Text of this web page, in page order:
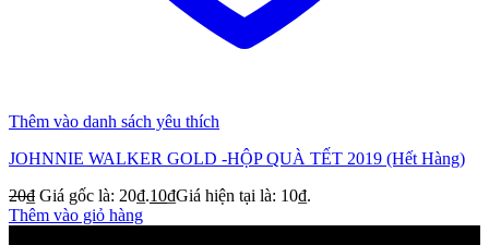
Thêm vào danh sách yêu thích
JOHNNIE WALKER GOLD -HỘP QUÀ TẾT 2019 (Hết Hàng)
20₫ Giá gốc là: 20₫.10₫Giá hiện tại là: 10₫.
Thêm vào giỏ hàng